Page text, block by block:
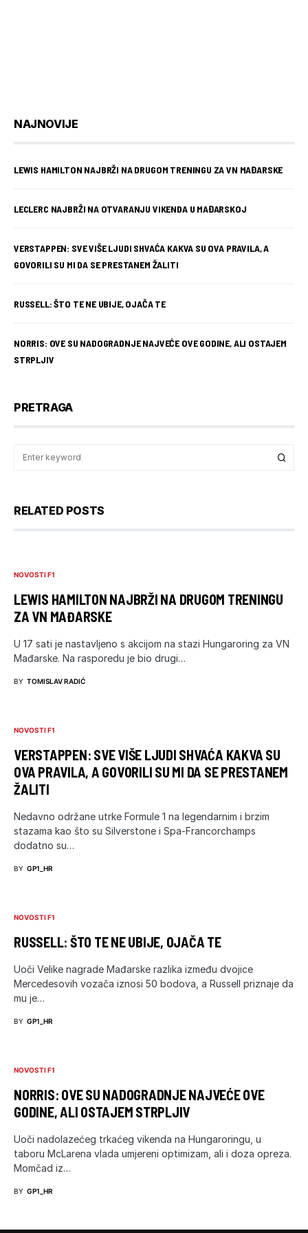
NAJNOVIJE
LEWIS HAMILTON NAJBRŽI NA DRUGOM TRENINGU ZA VN MAĐARSKE
LECLERC NAJBRŽI NA OTVARANJU VIKENDA U MAĐARSKOJ
VERSTAPPEN: SVE VIŠE LJUDI SHVAĆA KAKVA SU OVA PRAVILA, A
GOVORILI SU MI DA SE PRESTANEM ŽALITI
RUSSELL: ŠTO TE NE UBIJE, OJAČA TE
NORRIS: OVE SU NADOGRADNJE NAJVEĆE OVE GODINE, ALI OSTAJEM
STRPLJIV
PRETRAGA
RELATED POSTS
NOVOSTI F1
LEWIS HAMILTON NAJBRŽI NA DRUGOM TRENINGU
ZA VN MAĐARSKE
U 17 sati je nastavljeno s akcijom na stazi Hungaroring za VN
Mađarske. Na rasporedu je bio drugi…
BY TOMISLAV RADIĆ
NOVOSTI F1
VERSTAPPEN: SVE VIŠE LJUDI SHVAĆA KAKVA SU
OVA PRAVILA, A GOVORILI SU MI DA SE PRESTANEM
ŽALITI
Nedavno održane utrke Formule 1 na legendarnim i brzim
stazama kao što su Silverstone i Spa-Francorchamps
dodatno su…
BY GP1_HR
NOVOSTI F1
RUSSELL: ŠTO TE NE UBIJE, OJAČA TE
Uoči Velike nagrade Mađarske razlika između dvojice
Mercedesovih vozača iznosi 50 bodova, a Russell priznaje da
mu je…
BY GP1_HR
NOVOSTI F1
NORRIS: OVE SU NADOGRADNJE NAJVEĆE OVE
GODINE, ALI OSTAJEM STRPLJIV
Uoči nadolazećeg trkaćeg vikenda na Hungaroringu, u
taboru McLarena vlada umjereni optimizam, ali i doza opreza.
Momčad iz…
BY GP1_HR